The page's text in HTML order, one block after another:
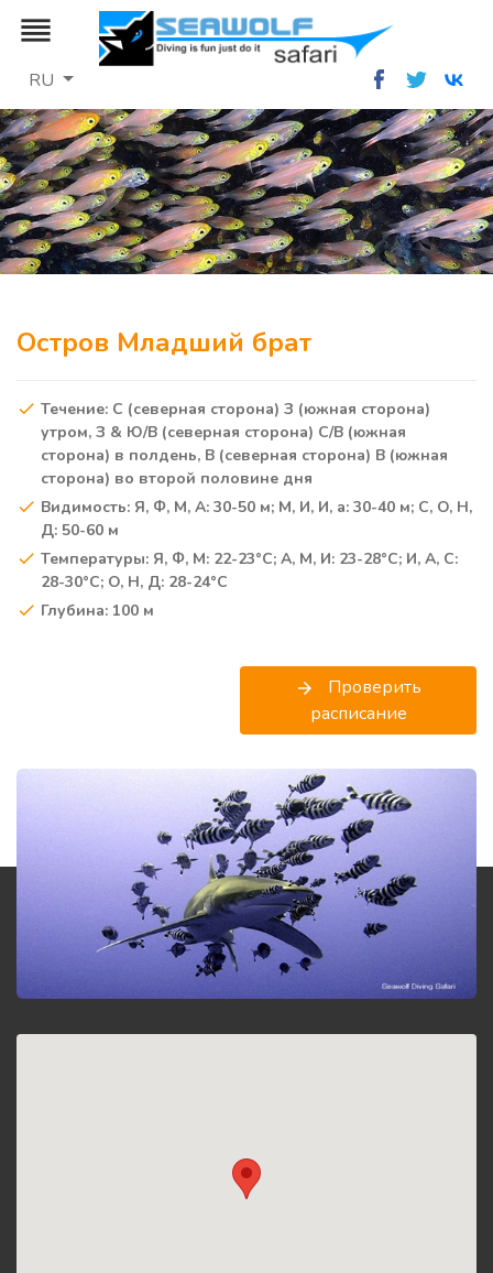
reorder
RU
Остров Младший брат
Течение: С (северная сторона) З (южная сторона)
утром, З & Ю/В (северная сторона) С/В (южная
сторона) в полдень, В (северная сторона) В (южная
сторона) во второй половине дня
Видимость: Я, Ф, M, A: 30-50 м; M, И, И, a: 30-40 м; С, O, Н,
Д: 50-60 м
Температуры: Я, Ф, M: 22-23°C; A, M, И: 23-28°C; И, A, С:
28-30°C; O, Н, Д: 28-24°C
Глубина: 100 м
arrow_forward
Проверить
расписание